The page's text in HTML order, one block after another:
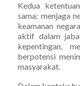
Kedua
sama: menjaga
keamanan
aktif dalam
kepentingan,
berpotensi
masyarakat.